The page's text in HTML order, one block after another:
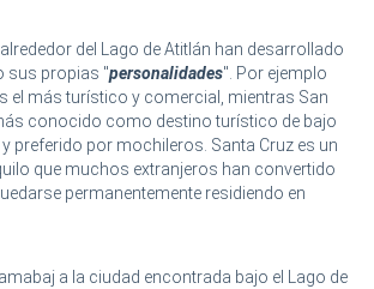
del Lago de Atitlán han desarrollado
sus propias "personalidades". Por ejemplo
el más turístico y comercial, mientras San
conocido como destino turístico de bajo
preferido por mochileros. Santa Cruz es un
que muchos extranjeros han convertido
permanentemente residiendo en
a la ciudad encontrada bajo el Lago de